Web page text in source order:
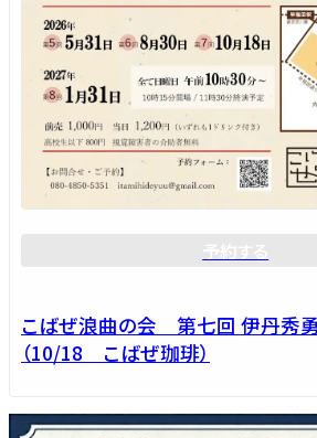
こばぜ浪曲の会 第七回 伊丹秀
（10/18 こばぜ珈琲）